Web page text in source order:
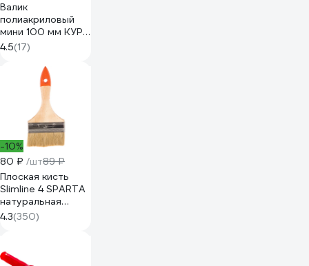
Валик
полиакриловый
мини 100 мм КУРС
02646
4.5(17)
-10%
80 ₽ /шт89 ₽
Плоская кисть
Slimline 4 SPARTA
натуральная
щетина,
деревянная
4.3(350)